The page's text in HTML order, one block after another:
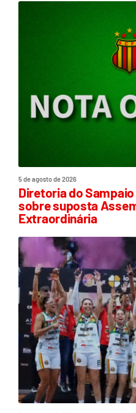
5 de agosto de 2026
Diretoria do
sobre suposta
Extraordinária